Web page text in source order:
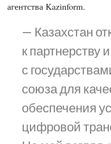
агентства Kazinform.
— Казахстан
к партнерству
с
союза для
обеспечения
цифровой